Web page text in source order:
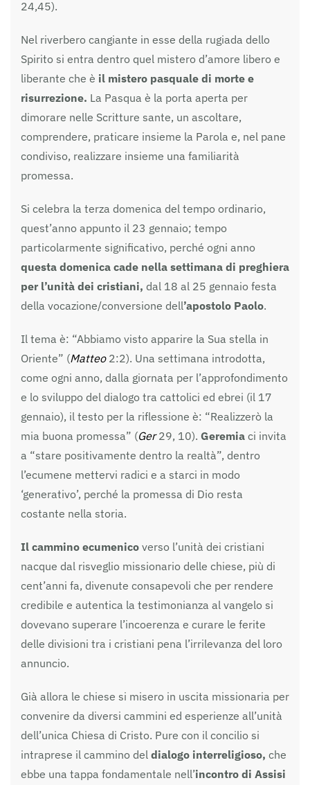
24,45).
Nel riverbero cangiante in esse della rugiada dello
Spirito si entra dentro quel mistero d’amore libero e
liberante che è il mistero pasquale di morte e
risurrezione. La Pasqua è la porta aperta per
dimorare nelle Scritture sante, un ascoltare,
comprendere, praticare insieme la Parola e, nel pane
condiviso, realizzare insieme una familiarità
promessa.
Si celebra la terza domenica del tempo ordinario,
quest’anno appunto il 23 gennaio; tempo
particolarmente significativo, perché ogni anno
questa domenica cade nella settimana di preghiera
per l’unità dei cristiani, dal 18 al 25 gennaio festa
della vocazione/conversione dell’apostolo Paolo.
Il tema è: “Abbiamo visto apparire la Sua stella in
Oriente” (Matteo2:2). Una settimana introdotta,
come ogni anno, dalla giornata per l’approfondimento
e lo sviluppo del dialogo tra cattolici ed ebrei (il 17
gennaio), il testo per la riflessione è: “Realizzerò la
mia buona promessa” (Ger29, 10). Geremia ci invita
a “stare positivamente dentro la realtà”, dentro
l’ecumene mettervi radici e a starci in modo
‘generativo’, perché la promessa di Dio resta
costante nella storia.
Il cammino ecumenico verso l’unità dei cristiani
nacque dal risveglio missionario delle chiese, più di
cent’anni fa, divenute consapevoli che per rendere
credibile e autentica la testimonianza al vangelo si
dovevano superare l’incoerenza e curare le ferite
delle divisioni tra i cristiani pena l’irrilevanza del loro
annuncio.
Già allora le chiese si misero in uscita missionaria per
convenire da diversi cammini ed esperienze all’unità
dell’unica Chiesa di Cristo. Pure con il concilio si
intraprese il cammino del dialogo interreligioso, che
ebbe una tappa fondamentale nell’incontro di Assisi